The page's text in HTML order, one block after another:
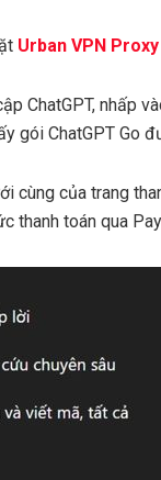
Urban VPN Proxy
ChatGPT, nhấp
gói ChatGPT Go
cùng của trang
thanh toán qua